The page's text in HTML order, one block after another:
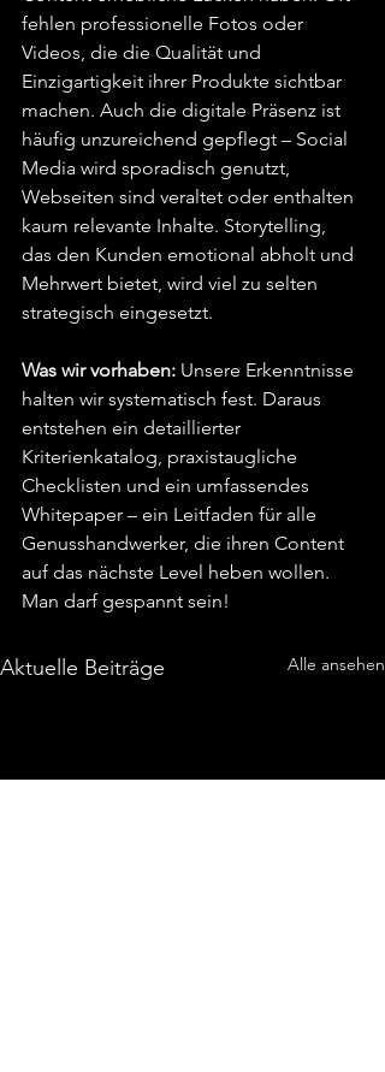
fehlen professionelle Fotos oder
Videos, die die Qualität und
Einzigartigkeit ihrer Produkte sichtbar
machen. Auch die digitale Präsenz ist
häufig unzureichend gepflegt – Social
Media wird sporadisch genutzt,
Webseiten sind veraltet oder enthalten
kaum relevante Inhalte. Storytelling,
das den Kunden emotional abholt und
Mehrwert bietet, wird viel zu selten
strategisch eingesetzt.
Was wir vorhaben: Unsere Erkenntnisse
halten wir systematisch fest. Daraus
entstehen ein detaillierter
Kriterienkatalog, praxistaugliche
Checklisten und ein umfassendes
Whitepaper – ein Leitfaden für alle
Genusshandwerker, die ihren Content
auf das nächste Level heben wollen.
Man darf gespannt sein!
Aktuelle Beiträge Alle ansehen